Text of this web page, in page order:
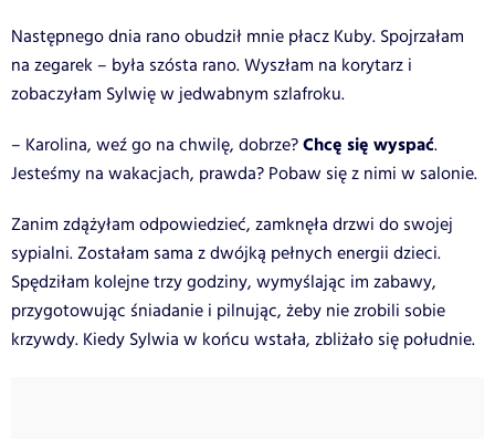
Następnego dnia rano obudził mnie płacz Kuby. Spojrzałam
na zegarek – była szósta rano. Wyszłam na korytarz i
zobaczyłam Sylwię w jedwabnym szlafroku.
– Karolina, weź go na chwilę, dobrze?Chcę się wyspać.
Jesteśmy na wakacjach, prawda? Pobaw się z nimi w salonie.
Zanim zdążyłam odpowiedzieć, zamknęła drzwi do swojej
sypialni. Zostałam sama z dwójką pełnych energii dzieci.
Spędziłam kolejne trzy godziny, wymyślając im zabawy,
przygotowując śniadanie i pilnując, żeby nie zrobili sobie
krzywdy. Kiedy Sylwia w końcu wstała, zbliżało się południe.